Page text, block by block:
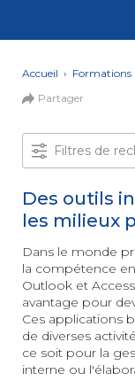
INTELLIGENCE
DIGITAL &
MULTIMÉDIA
Partager
Accueil › Formations
Filtres de
Des outils
les milieux
Dans le monde
la compétence
Outlook et
avantage pour
Ces applications
de diverses
ce soit pour la
interne ou